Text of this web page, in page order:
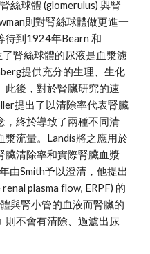
絲球體 (glomerulus) 與腎
則對腎絲球體做更進一
待到1924年Bearn 和
腎絲球體的尿液是血漿濾
提供充分的生理、生化
此後，對於腎臟研究的速
提出了以清除率代表腎臟
，終於導致了兩種不同清
漿流量。Landis將之應用於
臟清除率和實際腎臟血漿
由Smith予以澄清，他提出
plasma flow, ERPF) 的
與腎小管的血液而腎臟的
則不會有清除、過濾出尿